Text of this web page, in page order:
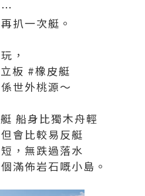
⋯
扒一次艇。
，
板 #橡皮艇
世外桃源～
船身比獨木舟輕
會比較易反艇
，無跌過落水
滿佈岩石嘅小島。